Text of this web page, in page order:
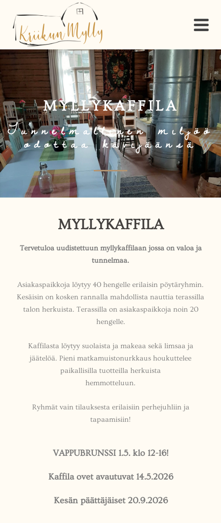
MYLLYKAFFILA
Tunnelmallinen miljöö
odottaa kävijäänsä
MYLLYKAFFILA
Tervetuloa uudistettuun myllykaffilaan jossa on valoa ja
tunnelmaa.
Asiakaspaikkoja löytyy 40 hengelle erilaisin pöytäryhmin.
Kesäisin on kosken rannalla mahdollista nauttia terassilla
talon herkuista. Terassilla on asiakaspaikkoja noin 20
hengelle.
Kaffilasta löytyy suolaista ja makeaa sekä limsaa ja
jäätelöä. Pieni matkamuistonurkkaus houkuttelee
paikallisilla tuotteilla herkuista
hemmotteluun.
Ryhmät vain tilauksesta erilaisiin perhejuhliin ja
tapaamisiin!
VAPPUBRUNSSI 1.5. klo 12-16!
Kaffila ovet avautuvat 14.5.2026
Kesän päättäjäiset 20.9.2026